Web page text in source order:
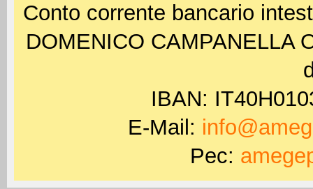
Conto corrente bancario
DOMENICO CAMPANELLA
IBAN:
E-Mail:
Pec: